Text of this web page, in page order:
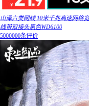
山泽六类网线 10米千兆高速网络
线带双接头黑色WD6100
5000000条评价